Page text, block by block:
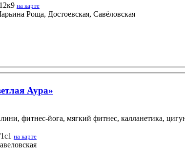
на карте
Роща, Достоевская, Савёловская
Аура»
фитнес-йога, мягкий фитнес, калланетика,
на карте